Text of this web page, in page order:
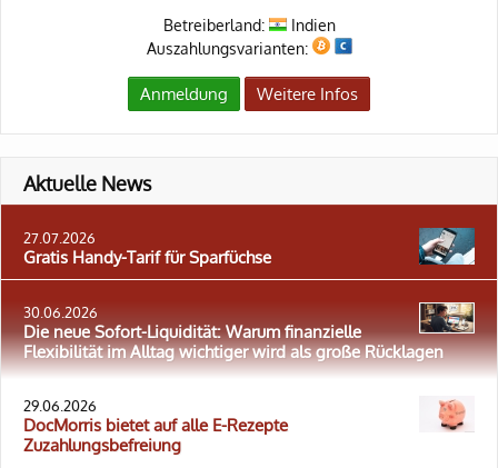
Betreiberland:
Indien
Auszahlungsvarianten:
Anmeldung Weitere Infos
Aktuelle News
27.07.2026
Gratis Handy-Tarif für Sparfüchse
30.06.2026
Die neue Sofort-Liquidität: Warum finanzielle
Flexibilität im Alltag wichtiger wird als große Rücklagen
29.06.2026
DocMorris bietet auf alle E-Rezepte
Zuzahlungsbefreiung